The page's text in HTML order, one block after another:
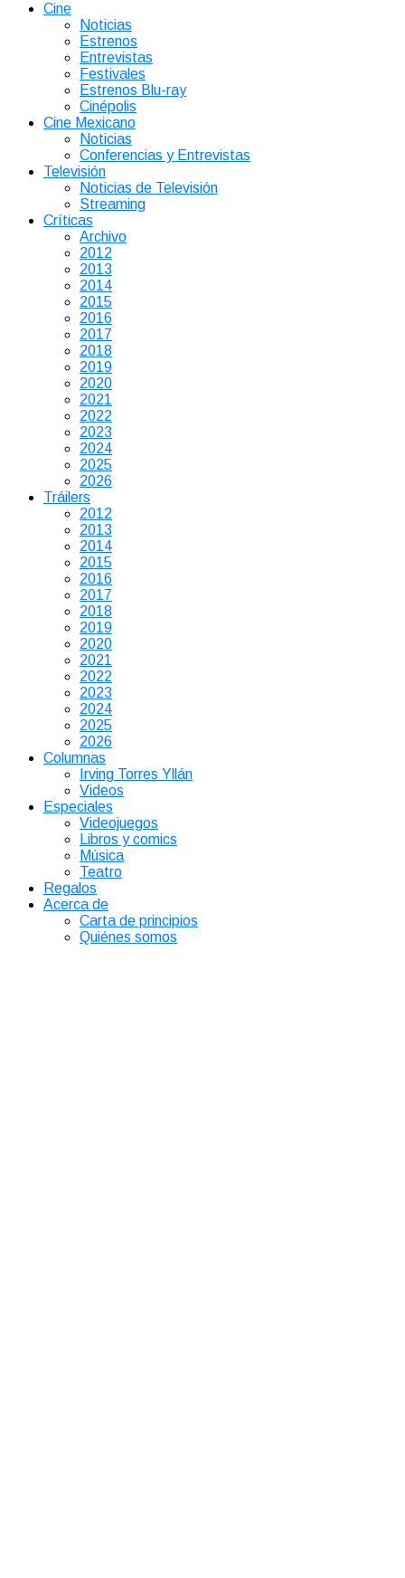
Cine
Noticias
Estrenos
Entrevistas
Festivales
Estrenos Blu-ray
Cinépolis
Cine Mexicano
Noticias
Conferencias y Entrevistas
Televisión
Noticias de Televisión
Streaming
Críticas
Archivo
2012
2013
2014
2015
2016
2017
2018
2019
2020
2021
2022
2023
2024
2025
2026
Tráilers
2012
2013
2014
2015
2016
2017
2018
2019
2020
2021
2022
2023
2024
2025
2026
Columnas
Irving Torres Yllán
Videos
Especiales
Videojuegos
Libros y comics
Música
Teatro
Regalos
Acerca de
Carta de principios
Quiénes somos